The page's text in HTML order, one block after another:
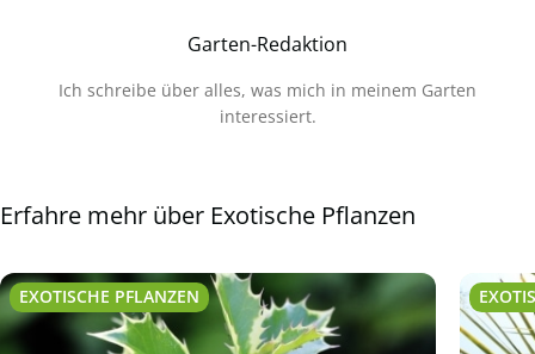
Garten-Redaktion
Ich schreibe über alles, was mich in meinem Garten
interessiert.
Erfahre mehr über Exotische Pflanzen
EXOTISCHE PFLANZEN